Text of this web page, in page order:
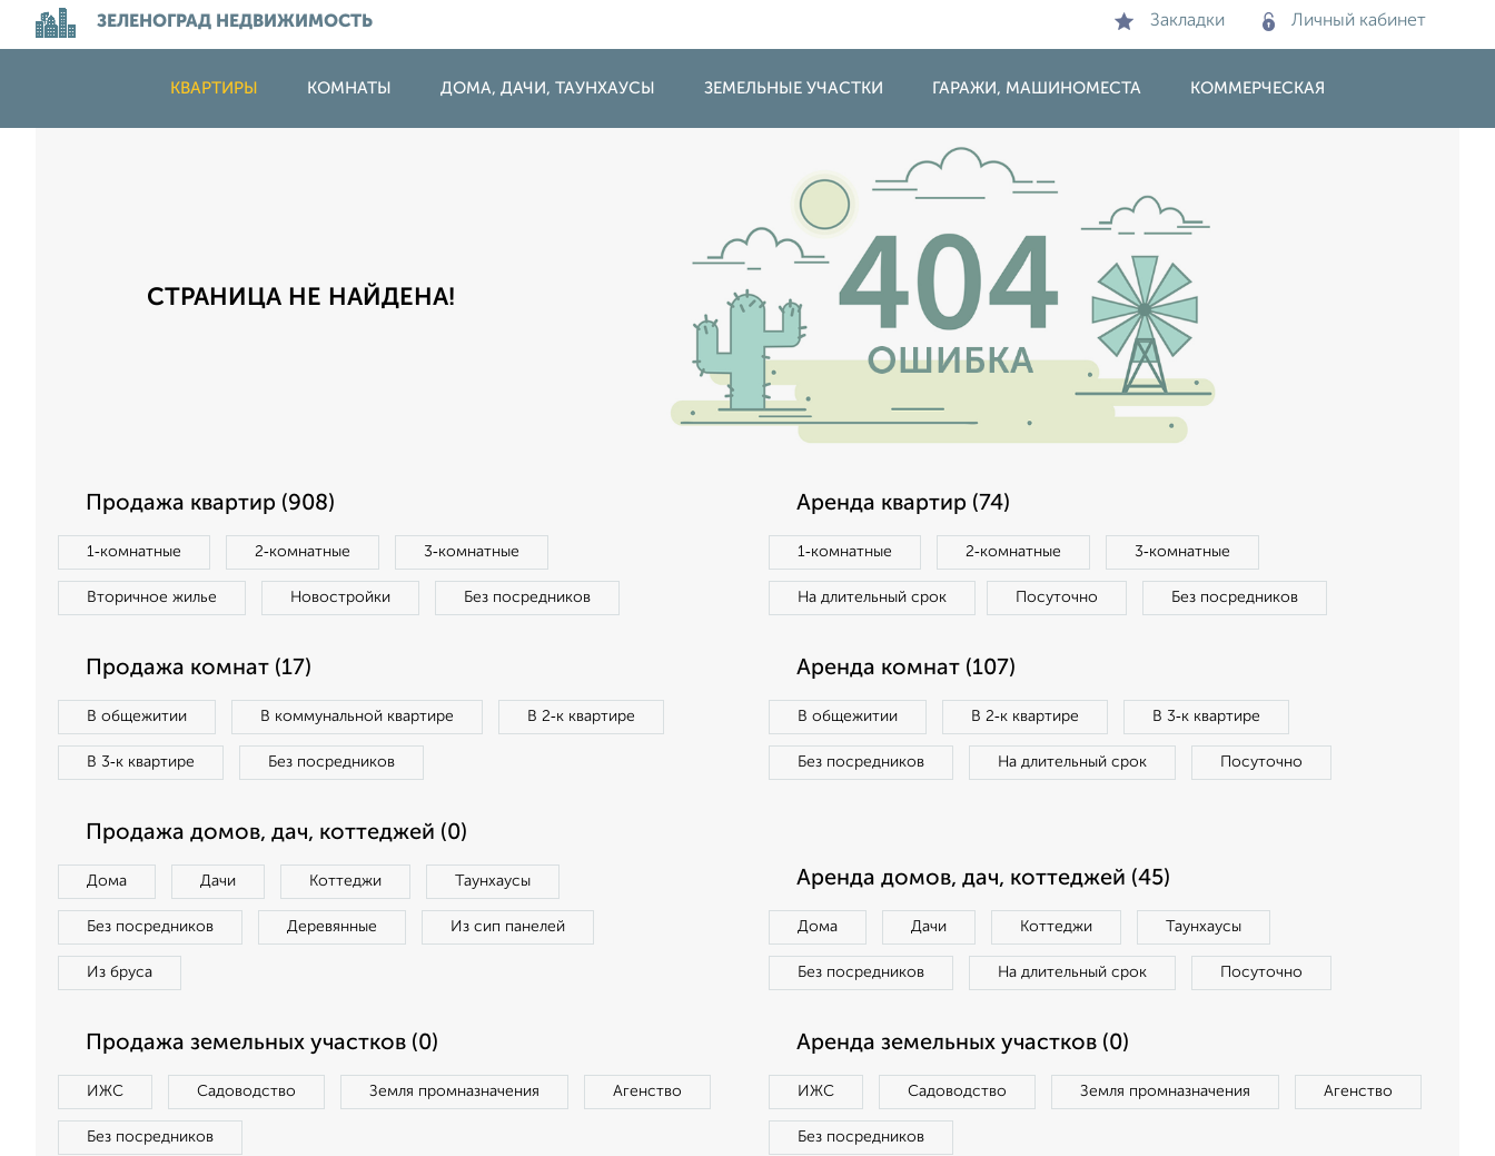
ЗЕЛЕНОГРАД НЕДВИЖИМОСТЬ Закладки Личный кабинет
КВАРТИРЫ КОМНАТЫ ДОМА, ДАЧИ, ТАУНХАУСЫ ЗЕМЕЛЬНЫЕ УЧАСТКИ ГАРАЖИ, МАШИНОМЕСТА КОММЕРЧЕСКАЯ
СТРАНИЦА НЕ НАЙДЕНА!
Продажа квартир (908)
1‑комнатные 2‑комнатные 3‑комнатные
Вторичное жилье Новостройки Без посредников
Аренда квартир (74)
1‑комнатные 2‑комнатные 3‑комнатные
На длительный срок Посуточно Без посредников
Продажа комнат (17)
В общежитии В коммунальной квартире В 2‑к квартире
В 3‑к квартире Без посредников
Аренда комнат (107)
В общежитии В 2‑к квартире В 3‑к квартире
Без посредников На длительный срок Посуточно
Продажа домов, дач, коттеджей (0)
Дома Дачи Коттеджи Таунхаусы
Без посредников Деревянные Из сип панелей
Из бруса
Аренда домов, дач, коттеджей (45)
Дома Дачи Коттеджи Таунхаусы
Без посредников На длительный срок Посуточно
Продажа земельных участков (0)
ИЖС Садоводство Земля промназначения Агенство
Без посредников
Аренда земельных участков (0)
ИЖС Садоводство Земля промназначения Агенство
Без посредников